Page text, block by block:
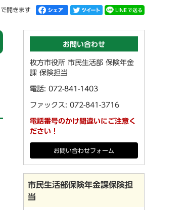
開きます
お問い合わせ
枚方市役所 市民生活部 保険年金
課 保険担当
電話: 072-841-1403
ファックス: 072-841-3716
電話番号のかけ間違いにご注意く
ださい！
お問い合わせフォーム
市民生活部保険年金課保険担
当